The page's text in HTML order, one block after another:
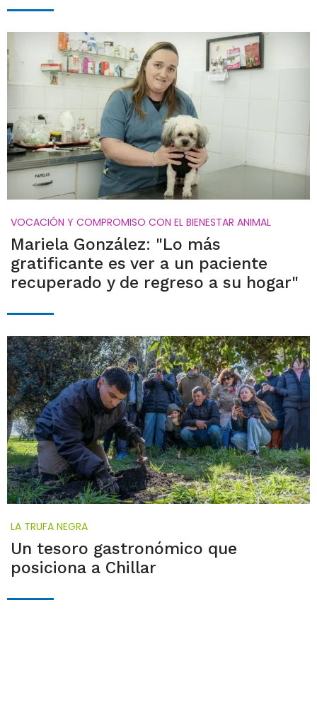
VOCACIÓN Y COMPROMISO CON EL BIENESTAR ANIMAL
Mariela González: "Lo más
gratificante es ver a un paciente
recuperado y de regreso a su hogar"
LA TRUFA NEGRA
Un tesoro gastronómico que
posiciona a Chillar